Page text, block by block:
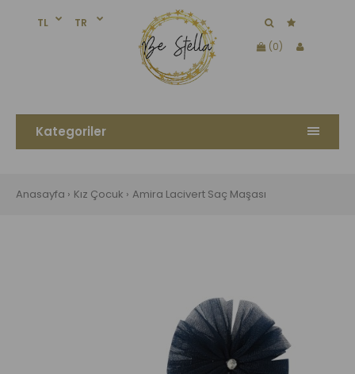
TL
TR
(0)
Kategoriler
Anasayfa Kız Çocuk Amira Lacivert Saç Maşası